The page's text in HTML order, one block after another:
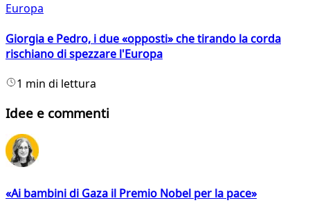
Europa
Giorgia e Pedro, i due «opposti» che tirando la corda
rischiano di spezzare l'Europa
1 min di lettura
Idee e commenti
«Ai bambini di Gaza il Premio Nobel per la pace»